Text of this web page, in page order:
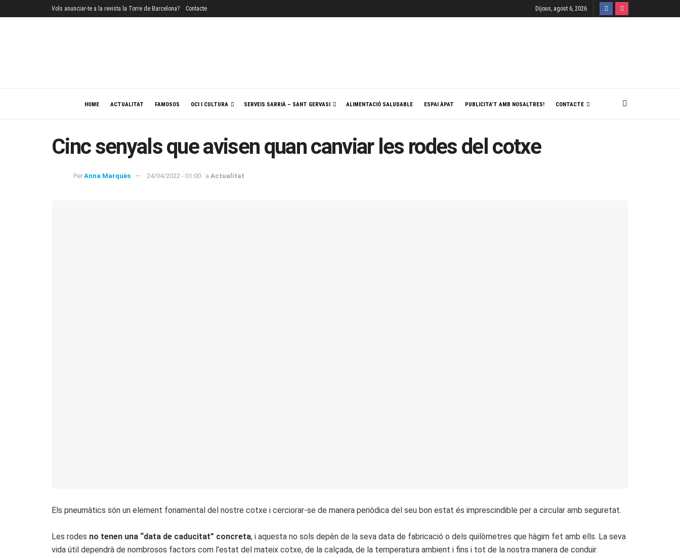
Vols anunciar-te a la revista la Torre de Barcelona? Contacte Dijous, agost 6, 2026
HOME ACTUALITAT FAMOSOS OCI I CULTURA SERVEIS SARRIÀ – SANT GERVASI ALIMENTACIÓ SALUDABLE ESPAI ÀPAT PUBLICITA’T AMB NOSALTRES! CONTACTE
Cinc senyals que avisen quan canviar les rodes del cotxe
Per Anna Marquès 24/04/2022 - 01:00 a Actualitat
Els pneumàtics són un element fonamental del nostre cotxe i cerciorar-se de manera periòdica del seu bon estat és imprescindible per a circular amb seguretat.
Les rodes no tenen una “data de caducitat” concreta, i aquesta no sols depèn de la seva data de fabricació o dels quilòmetres que hàgim fet amb ells. La seva
vida útil dependrà de nombrosos factors com l’estat del mateix cotxe, de la calçada, de la temperatura ambient i fins i tot de la nostra manera de conduir.